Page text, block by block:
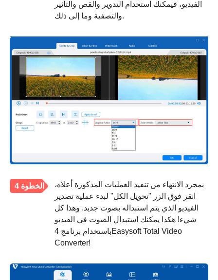
الفيديو، فيمكنك استخدام التدوير والقص والتأثير
والتصفية وما إلى ذلك.
الخطوة 4
بمجرد الانتهاء من تنفيذ العمليات المذكورة أعلاه،
انقر فوق الزر "تحويل الكل" لبدء عملية تصدير
الفيديو الذي يتم استبداله بصوت جديد. وهذا كل
شيء! هكذا يمكنك استبدال الصوت في الفيديو
باستخدام برنامج 4Easysoft Total Video
Converter!